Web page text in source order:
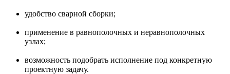
удобство сварной сборки;
применение в равнополочных и неравнополочных
узлах;
возможность подобрать исполнение под конкретную
проектную задачу.